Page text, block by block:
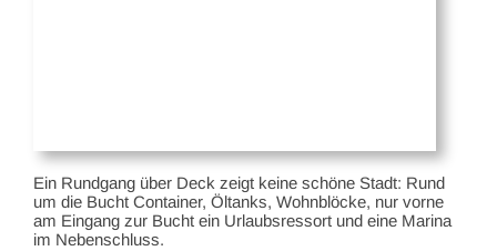
Ein Rundgang über Deck zeigt keine schöne Stadt: Rund
um die Bucht Container, Öltanks, Wohnblöcke, nur vorne
am Eingang zur Bucht ein Urlaubsressort und eine Marina
im Nebenschluss.